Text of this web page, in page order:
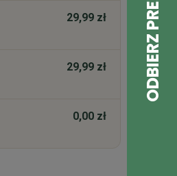
29,99 zł
29,99 zł
0,00 zł